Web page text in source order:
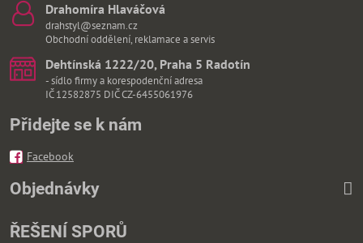
Drahomíra Hlaváčová
drahstyl@seznam.cz
Obchodní oddělení, reklamace a servis
Dehtínská 1222/20, Praha 5 Radotín
- sídlo firmy a korespodenční adresa
IČ 12582875 DIČ CZ-6455061976
Přidejte se k nám
Facebook
Objednávky
ŘEŠENÍ SPORŮ